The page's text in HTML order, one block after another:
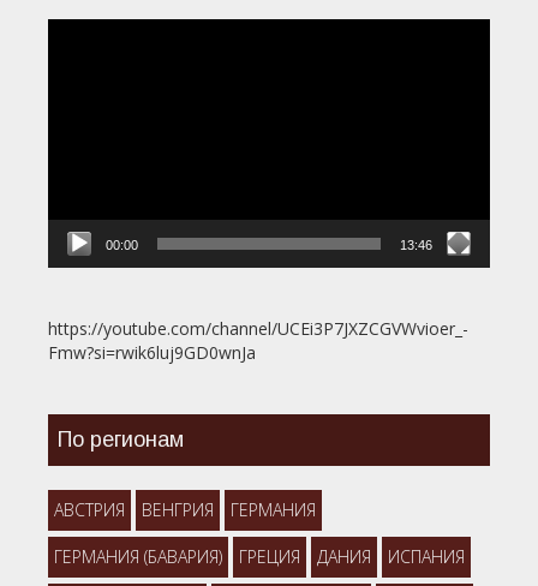
00:00 13:46
https://youtube.com/channel/UCEi3P7JXZCGVWvioer_-
Fmw?si=rwik6luj9GD0wnJa
По регионам
АВСТРИЯ ВЕНГРИЯ ГЕРМАНИЯ
ГЕРМАНИЯ (БАВАРИЯ) ГРЕЦИЯ ДАНИЯ ИСПАНИЯ